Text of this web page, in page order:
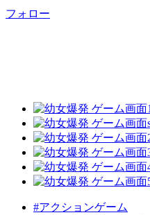
フォロー
#アクションゲーム